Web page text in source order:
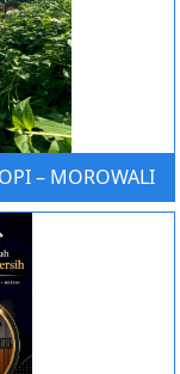
– MOROWALI